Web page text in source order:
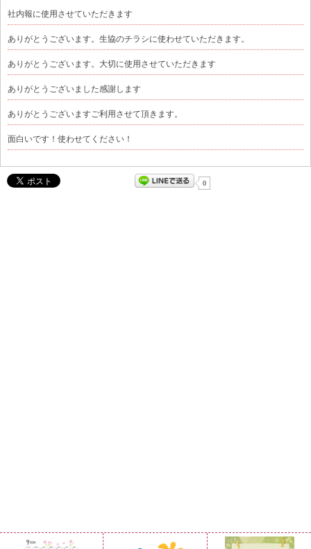
社内報に使用させていただきます
ありがとうございます。生協のチラシに使わせていただきます。
ありがとうございます。大切に使用させていただきます
ありがとうございました感謝します
ありがとうございますご利用させて頂きます。
面白いです！使わせてください！
0